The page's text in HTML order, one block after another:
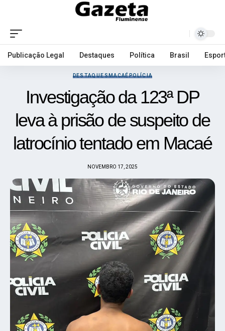
Publicação Legal Destaques Política Brasil
DESTAQUESMACAÉPOLÍCIA
Investigação da 123ª DP
leva à prisão de suspeito de
latrocínio tentado em Macaé
NOVEMBRO 17, 2025